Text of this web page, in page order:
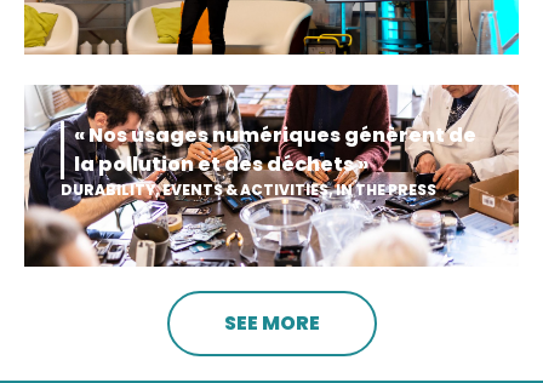
« Nos usages numériques génèrent de
la pollution et des déchets »
DURABILITY,EVENTS & ACTIVITIES,IN THE PRESS
SEE MORE